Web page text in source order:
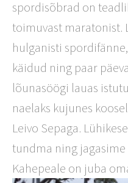
spordisõbrad on
toimuvast maratonist.
hulganisti
käidud ning paar
lõunasöögi lauas
naelaks kujunes
Leivo Sepaga.
tundma ning
Kahepeale on juba